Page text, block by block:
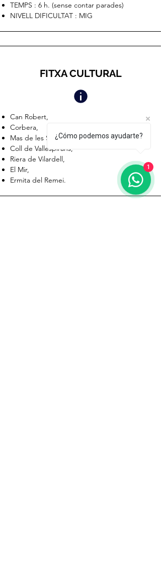
TEMPS : 6 h. (sense contar parades)
NIVELL DIFICULTAT : MIG
FITXA CULTURAL
Can Robert,
Corbera,
Mas de les Selles, Mas Arquers,
Coll de Vallespirans,
Riera de Vilardell,
El Mir,
Ermita del Remei.
¿Cómo podemos ayudarte?
1